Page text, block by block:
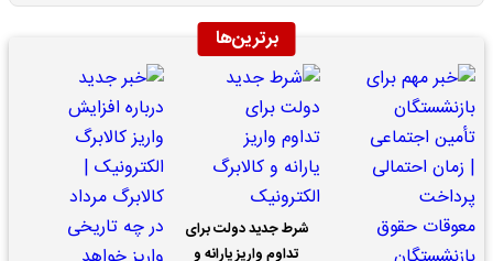
برترین‌ها
شرط جدید دولت برای
تداوم واریز یارانه و